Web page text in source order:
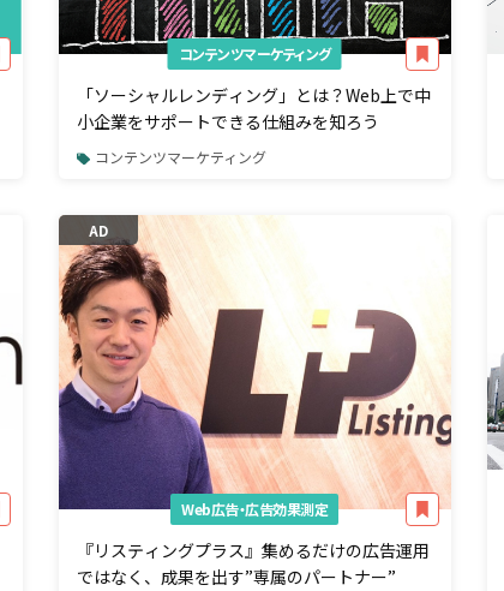
コンテンツマーケティング
「ソーシャルレンディング」とは？Web上で中
小企業をサポートできる仕組みを知ろう
コンテンツマーケティング
AD
Web広告・広告効果測定
『リスティングプラス』集めるだけの広告運用
ではなく、成果を出す”専属のパートナー”